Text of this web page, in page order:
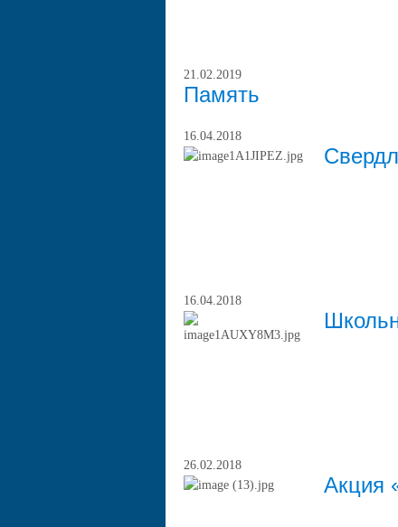
21.02.2019
Память
16.04.2018
16.04.2018
26.02.2018
Акция